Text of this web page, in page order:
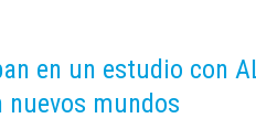
en un estudio con
nuevos mundos